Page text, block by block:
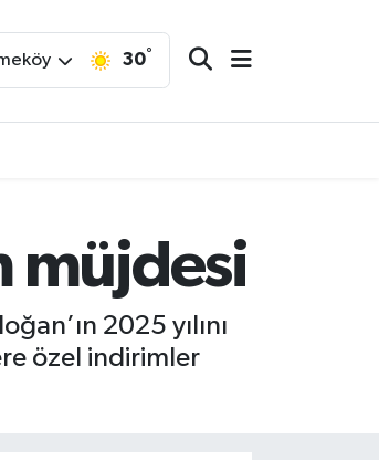
30°
müjdesi
2025 yılını
özel indirimler